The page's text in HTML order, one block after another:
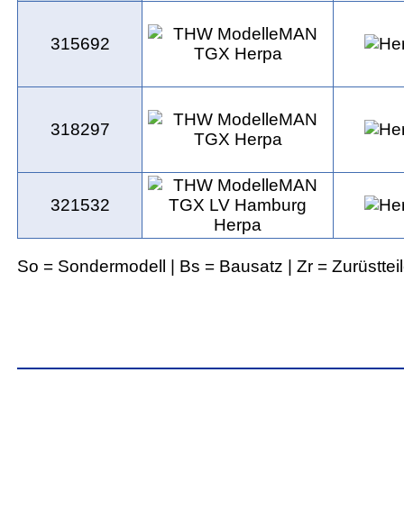
315692
318297
321532
So = Sondermodell | Bs = Bausatz | Zr =